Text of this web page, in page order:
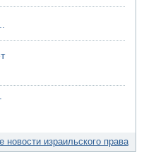
новости израильского права